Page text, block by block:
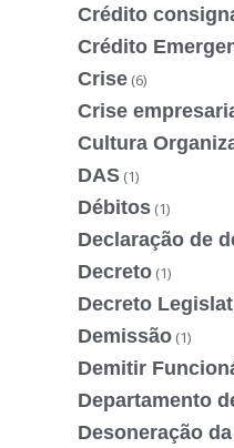
Crédito
Crédito
Crise (6)
Crise
Cultura
DAS (1)
Débitos (1)
Declaração de
Decreto (1)
Decreto
Demissão (1)
Demitir
Departamento
Desoneração